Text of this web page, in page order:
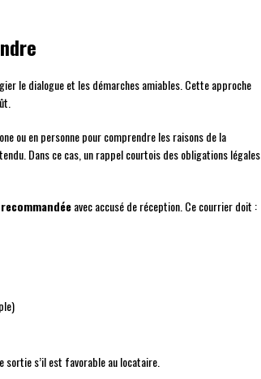
le dialogue et les démarches amiables. Cette approche
ou en personne pour comprendre les raisons de la
Dans ce cas, un rappel courtois des obligations légales
avec accusé de réception. Ce courrier doit :
sortie s’il est favorable au locataire.